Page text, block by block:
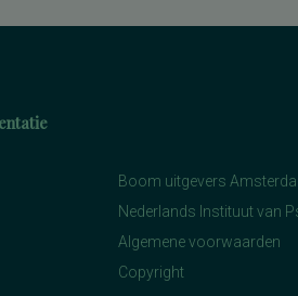
Boom uitgevers
Nederlands Instituut van
Algemene voorwaarden
Copyright